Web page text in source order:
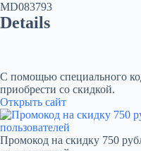
MD083793
Details
С помощью специального
приобрести со скидкой.
Открыть сайт
Промокод на скидку 750